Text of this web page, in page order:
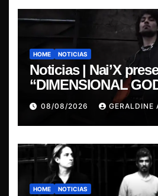
HOME NOTICIAS
Noticias | Nai’X
“DIMENSIONAL
08/08/2026 GERALDINE
HOME NOTICIAS